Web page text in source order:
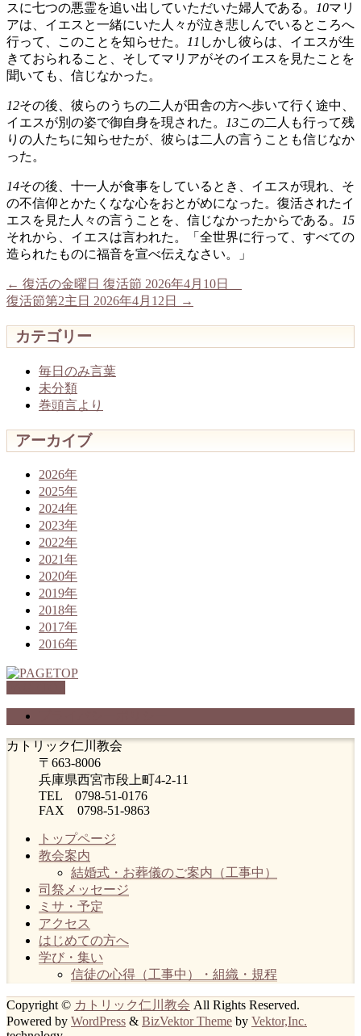
スに七つの悪霊を追い出していただいた婦人である。 10マリ
アは、イエスと一緒にいた人々が泣き悲しんでいるところへ
行って、このことを知らせた。 11 しかし彼らは、イエスが生
きておられること、そしてマリアがそのイエスを見たことを
聞いても、信じなかった。
12その後、彼らのうちの二人が田舎の方へ歩いて行く途中、
イエスが別の姿で御自身を現された。 13この二人も行って残
りの人たちに知らせたが、彼らは二人の言うことも信じなか
った。
14その後、十一人が食事をしているとき、イエスが現れ、そ
の不信仰とかたくなな心をおとがめになった。復活されたイ
エスを見た人々の言うことを、信じなかったからである。 15
それから、イエスは言われた。「全世界に行って、すべての
造られたものに福音を宣べ伝えなさい。」
← 復活の金曜日 復活節 2026年4月10日
復活節第2主日 2026年4月12日
→
カテゴリー
毎日のみ言葉
未分類
巻頭言より
アーカイブ
2026年
2025年
2024年
2023年
2022年
2021年
2020年
2019年
2018年
2017年
2016年
カトリック仁川教会
〒663-8006
兵庫県西宮市段上町4-2-11
TEL 0798-51-0176
FAX 0798-51-9863
トップページ
教会案内
結婚式・お葬儀のご案内（工事中）
司祭メッセージ
ミサ・予定
アクセス
はじめての方へ
学び・集い
信徒の心得（工事中）・組織・規程
Copyright © カトリック仁川教会 All Rights Reserved.
Powered by WordPress & BizVektor Theme by Vektor,Inc.